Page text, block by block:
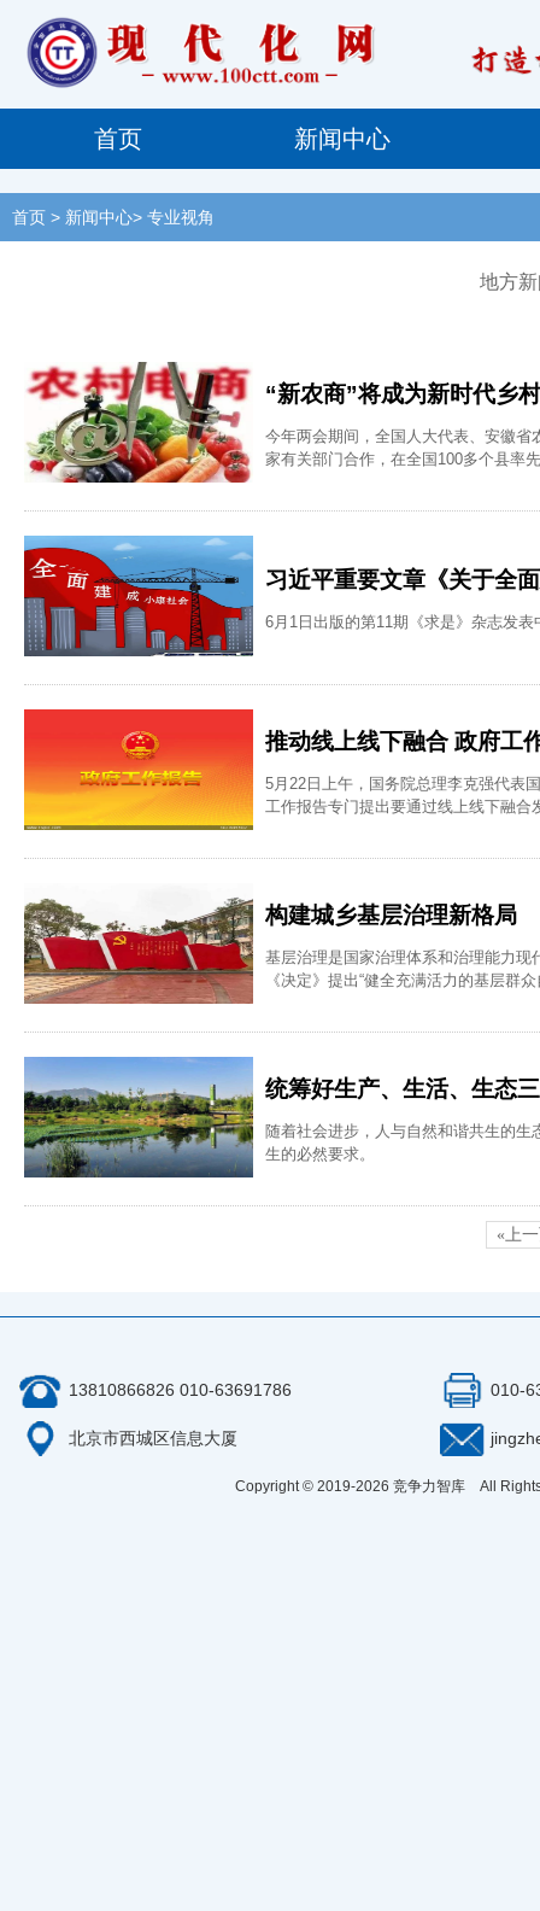
首页 新闻中心
首页 > 新闻中心> 专业视角
地方
“新农商”将成为新时代乡
今年两会期间，全国人大代表、安徽
家有关部门合作，在全国100多个县率
习近平重要文章《关于全
6月1日出版的第11期《求是》杂志发
推动线上线下融合 政府工
5月22日上午，国务院总理李克强代表
工作报告专门提出要通过线上线下融
构建城乡基层治理新格局
基层治理是国家治理体系和治理能力
《决定》提出“健全充满活力的基层群
统筹好生产、生活、生态
随着社会进步，人与自然和谐共生的
生的必然要求。
«上
13810866826 010-63691786 010-
北京市西城区信息大厦
Copyright © 2019-2026 竞争力智库 All